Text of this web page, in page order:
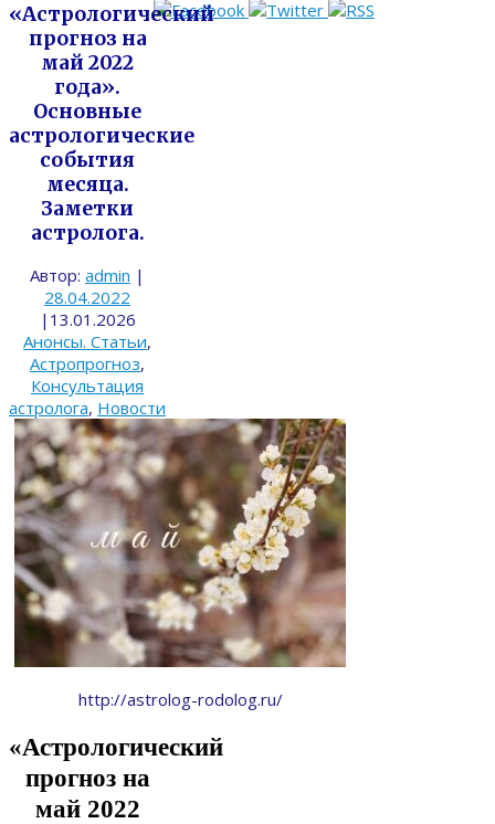
«Астрологический
прогноз на
май 2022
года».
Основные
астрологические
события
месяца.
Заметки
астролога.
Автор: admin |
28.04.2022
| 13.01.2026
Анонсы. Статьи,
Астропрогноз,
Консультация
астролога, Новости
http://astrolog-rodolog.ru/
«Астрологический
прогноз на
май 2022